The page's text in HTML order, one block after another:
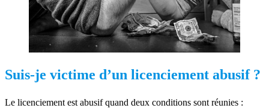
Suis-je victime d’un licenciement abusif ?
Le licenciement est abusif quand deux conditions sont réunies :